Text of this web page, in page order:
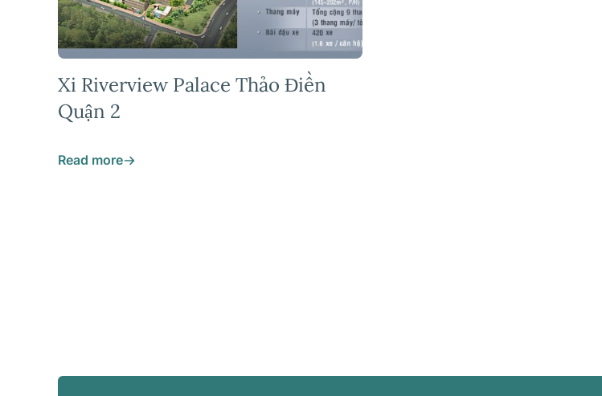
Xi Riverview Palace Thảo Điền
Quận 2
Read more